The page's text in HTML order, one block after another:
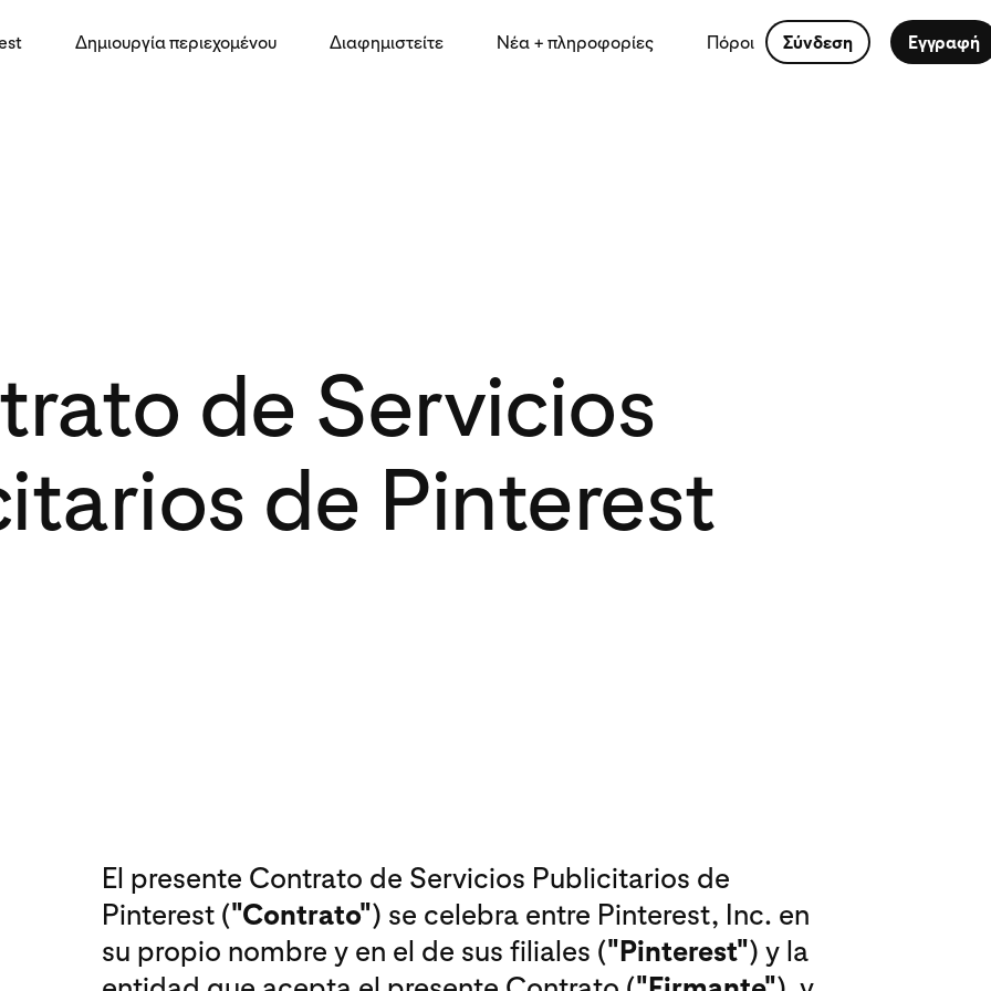
Δημιουργία περιεχομένου Διαφημιστείτε Νέα + πληροφορίες Πόροι Σύνδεση Εγγραφή
de Servicios
de Pinterest
El presente Contrato de Servicios Publicitarios de
Pinterest ("Contrato") se celebra entre Pinterest, Inc. en
su propio nombre y en el de sus filiales ("Pinterest") y la